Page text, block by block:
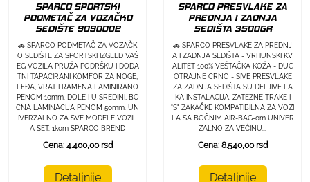
SPARCO SPORTSKI
PODMETAČ ZA VOZAČKO
SEDIŠTE 9090002
🚗 SPARCO PODMETAČ ZA VOZAČK
O SEDIŠTE ZA SPORTSKI IZGLED VAŠ
EG VOZILA PRUŽA PODRŠKU I DODA
TNI TAPACIRANI KOMFOR ZA NOGE,
LEĐA, VRAT I RAMENA LAMINIRANO
PENOM 10mm. DOLE I U SREDINI, BO
CNA LAMINACIJA PENOM 50mm. UN
IVERZALNO ZA SVE MODELE VOZIL
A SET: 1kom SPARCO BREND
Cena: 4.400,00 rsd
Detaljnije
SPARCO PRESVLAKE ZA
PREDNJA I ZADNJA
SEDIŠTA 3500GR
🚗 SPARCO PRESVLAKE ZA PREDNJ
A I ZADNJA SEDIŠTA - VRHUNSKI KV
ALITET 100% VEŠTAČKA KOŽA - DUG
OTRAJNE CRNO - SIVE PRESVLAKE
ZA ZADNJA SEDIŠTA SU DELJIVE LA
KA INSTALACIJA, ZATEZNE TRAKE I
"S" ZAKAČKE KOMPATIBILNA ZA VOZI
LA SA BOČNIM AIR-BAG-om UNIVER
ZALNO ZA VEĆINU...
Cena: 8.540,00 rsd
Detaljnije